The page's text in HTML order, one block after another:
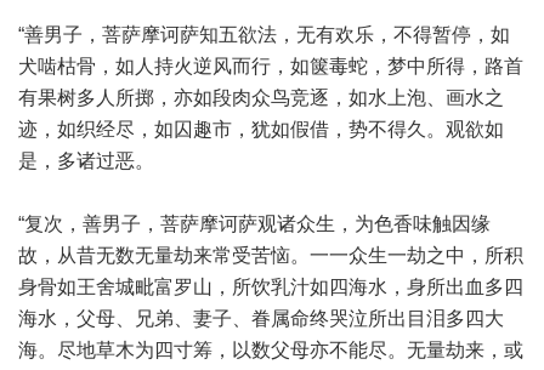
“善男子，菩萨摩诃萨知五欲法，无有欢乐，不得暂停，如
犬啮枯骨，如人持火逆风而行，如箧毒蛇，梦中所得，路首
有果树多人所掷，亦如段肉众鸟竞逐，如水上泡、画水之
迹，如织经尽，如囚趣市，犹如假借，势不得久。观欲如
是，多诸过恶。
“复次，善男子，菩萨摩诃萨观诸众生，为色香味触因缘
故，从昔无数无量劫来常受苦恼。一一众生一劫之中，所积
身骨如王舍城毗富罗山，所饮乳汁如四海水，身所出血多四
海水，父母、兄弟、妻子、眷属命终哭泣所出目泪多四大
海。尽地草木为四寸筹，以数父母亦不能尽。无量劫来，或